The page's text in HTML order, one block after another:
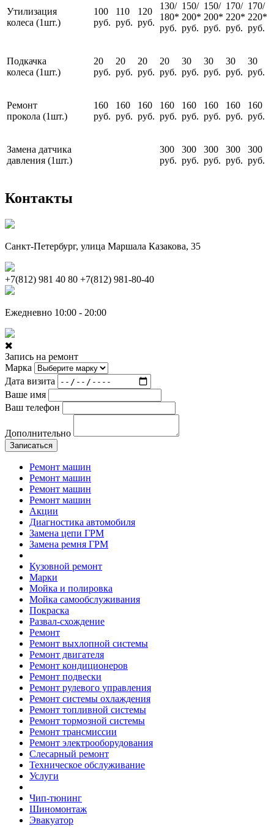
Утилизация
колеса (1шт.)
100
руб.
110
руб.
120
руб.
130/
180*
руб.
150/
200*
руб.
150/
200*
руб.
170/
220*
руб.
170/
220*
руб.
Подкачка
колеса (1шт.)
20
руб.
20
руб.
20
руб.
20
руб.
30
руб.
30
руб.
30
руб.
30
руб.
Ремонт
прокола (1шт.)
160
руб.
160
руб.
160
руб.
160
руб.
160
руб.
160
руб.
160
руб.
160
руб.
Замена датчика
давления (1шт.)
300
руб.
300
руб.
300
руб.
300
руб.
300
руб.
Контакты
Санкт-Петербург, улица Маршала Казакова, 35
+7(812) 981 40 80 +7(812) 981-80-40
Ежедневно 10:00 - 20:00
Запись на ремонт
Марка
Дата визита
Ваше имя
Ваш телефон
Дополнительно
Записаться
Ремонт машин
Ремонт машин
Ремонт машин
Ремонт машин
Акции
Диагностика автомобиля
Замена цепи ГРМ
Замена ремня ГРМ
Кузовной ремонт
Марки
Мойка и полировка
Мойка самообслуживания
Покраска
Развал-схождение
Ремонт
Ремонт выхлопной системы
Ремонт двигателя
Ремонт кондиционеров
Ремонт подвески
Ремонт рулевого управления
Ремонт системы охлаждения
Ремонт топливной системы
Ремонт тормозной системы
Ремонт трансмиссии
Ремонт электрооборудования
Слесарный ремонт
Техническое обслуживание
Услуги
Чип-тюнинг
Шиномонтаж
Эвакуатор